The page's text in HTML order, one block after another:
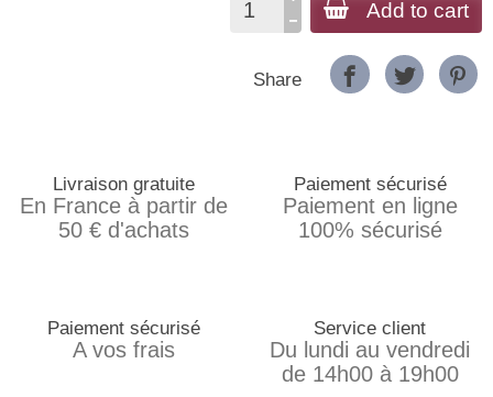
Add to cart
Share
Livraison gratuite
En France à partir de
50 € d'achats
Paiement sécurisé
Paiement en ligne
100% sécurisé
Paiement sécurisé
A vos frais
Service client
Du lundi au vendredi
de 14h00 à 19h00